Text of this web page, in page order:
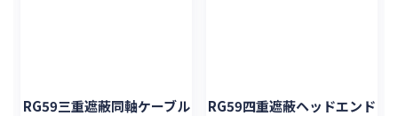
RG59三重遮蔽同軸ケーブル
RG59四重遮蔽ヘッドエンド